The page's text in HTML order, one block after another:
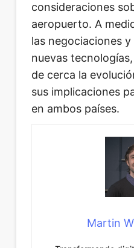
consideraciones
aeropuerto. A
las negociaciones
nuevas
de cerca la
sus implicaciones
en ambos países.
Martin